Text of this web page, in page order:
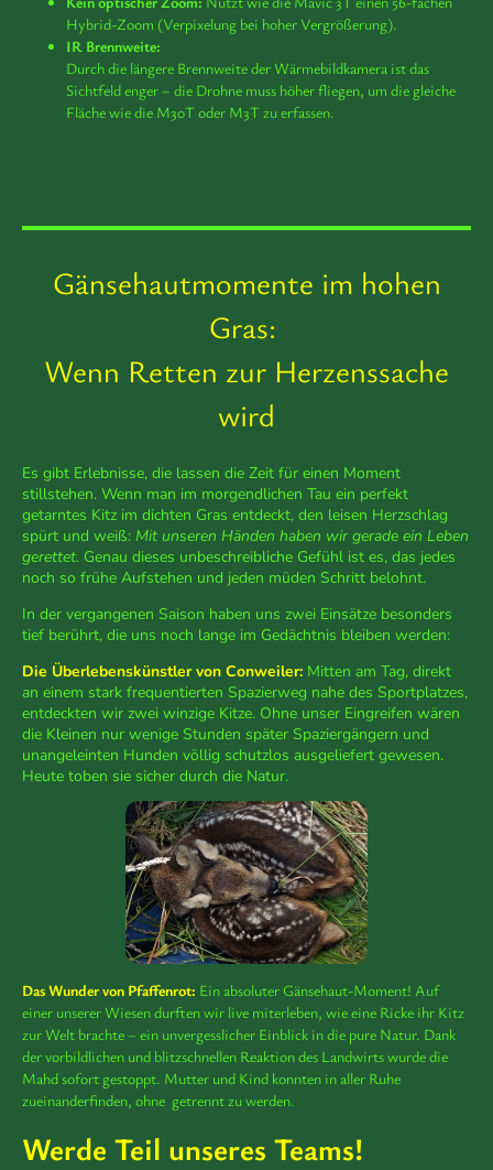
Hybrid-Zoom (Verpixelung bei hoher Vergrößerung).
IR Brennweite:
Durch die längere Brennweite der Wärmebildkamera ist das
Sichtfeld enger – die Drohne muss höher fliegen, um die gleiche
Fläche wie die M30T oder M3T zu erfassen.
Gänsehautmomente im hohen
Gras:
Wenn Retten zur Herzenssache
wird
Es gibt Erlebnisse, die lassen die Zeit für einen Moment
stillstehen. Wenn man im morgendlichen Tau ein perfekt
getarntes Kitz im dichten Gras entdeckt, den leisen Herzschlag
spürt und weiß: Mit unseren Händen haben wir gerade ein Leben
gerettet. Genau dieses unbeschreibliche Gefühl ist es, das jedes
noch so frühe Aufstehen und jeden müden Schritt belohnt.
In der vergangenen Saison haben uns zwei Einsätze besonders
tief berührt, die uns noch lange im Gedächtnis bleiben werden:
Die Überlebenskünstler von Conweiler: Mitten am Tag, direkt
an einem stark frequentierten Spazierweg nahe des Sportplatzes,
entdeckten wir zwei winzige Kitze. Ohne unser Eingreifen wären
die Kleinen nur wenige Stunden später Spaziergängern und
unangeleinten Hunden völlig schutzlos ausgeliefert gewesen.
Heute toben sie sicher durch die Natur.
Das Wunder von Pfaffenrot: Ein absoluter Gänsehaut-Moment! Auf
einer unserer Wiesen durften wir live miterleben, wie eine Ricke ihr Kitz
zur Welt brachte – ein unvergesslicher Einblick in die pure Natur. Dank
der vorbildlichen und blitzschnellen Reaktion des Landwirts wurde die
Mahd sofort gestoppt. Mutter und Kind konnten in aller Ruhe
zueinanderfinden, ohne getrennt zu werden.
Werde Teil unseres Teams!